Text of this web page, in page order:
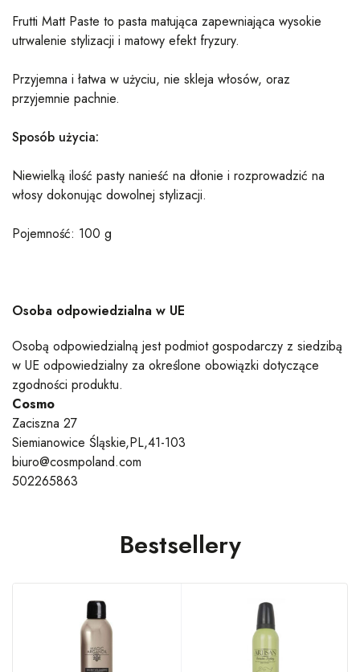
Frutti Matt Paste to pasta matująca zapewniająca wysokie
utrwalenie stylizacji i matowy efekt fryzury.
Przyjemna i łatwa w użyciu, nie skleja włosów, oraz
przyjemnie pachnie.
Sposób użycia:
Niewielką ilość pasty nanieść na dłonie i rozprowadzić na
włosy dokonując dowolnej stylizacji.
Pojemność: 100 g
Osoba odpowiedzialna w UE
Osobą odpowiedzialną jest podmiot gospodarczy z siedzibą
w UE odpowiedzialny za określone obowiązki dotyczące
zgodności produktu.
Cosmo
Zaciszna 27
Siemianowice Śląskie,PL,41-103
biuro@cosmpoland.com
502265863
Bestsellery